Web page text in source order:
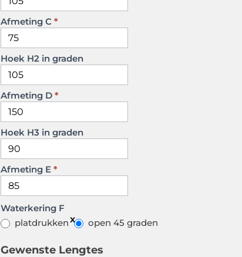
Afmeting C*
Hoek H2 in graden
Afmeting D*
Hoek H3 in graden
Afmeting E*
Waterkering F
platdrukken
open 45 graden
Gewenste Lengtes